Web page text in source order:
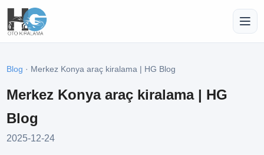
Blog · Merkez Konya araç kiralama | HG Blog
Merkez Konya araç kiralama | HG
Blog
2025-12-24